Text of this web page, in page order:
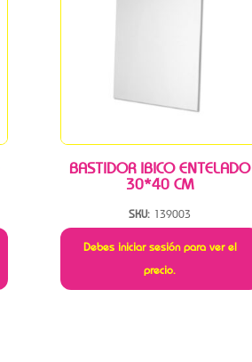
BASTIDOR IBICO ENTELADO
30*40 CM
SKU: 139003
Debes iniciar sesión para ver el
precio.